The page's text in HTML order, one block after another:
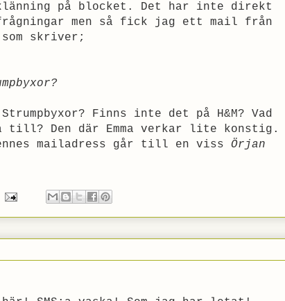
på blocket. Det har inte direkt
men så fick jag ett mail från
som skriver;
Finns inte det på H&M? Vad
till? Den där Emma verkar lite konstig.
mailadress går till en viss Örjan